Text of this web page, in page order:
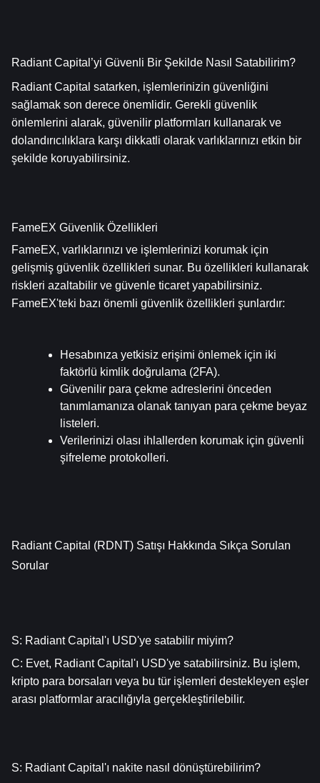
Radiant Capital’yi Güvenli Bir Şekilde Nasıl Satabilirim?
Radiant Capital satarken, işlemlerinizin güvenliğini
sağlamak son derece önemlidir. Gerekli güvenlik
önlemlerini alarak, güvenilir platformları kullanarak ve
dolandırıcılıklara karşı dikkatli olarak varlıklarınızı etkin bir
şekilde koruyabilirsiniz.
FameEX Güvenlik Özellikleri
FameEX, varlıklarınızı ve işlemlerinizi korumak için
gelişmiş güvenlik özellikleri sunar. Bu özellikleri kullanarak
riskleri azaltabilir ve güvenle ticaret yapabilirsiniz.
FameEX'teki bazı önemli güvenlik özellikleri şunlardır:
Hesabınıza yetkisiz erişimi önlemek için iki
faktörlü kimlik doğrulama (2FA).
Güvenilir para çekme adreslerini önceden
tanımlamanıza olanak tanıyan para çekme beyaz
listeleri.
Verilerinizi olası ihlallerden korumak için güvenli
şifreleme protokolleri.
Radiant Capital (RDNT) Satışı Hakkında Sıkça Sorulan
Sorular
S: Radiant Capital'ı USD'ye satabilir miyim?
C: Evet, Radiant Capital'ı USD'ye satabilirsiniz. Bu işlem,
kripto para borsaları veya bu tür işlemleri destekleyen eşler
arası platformlar aracılığıyla gerçekleştirilebilir.
S: Radiant Capital'ı nakite nasıl dönüştürebilirim?